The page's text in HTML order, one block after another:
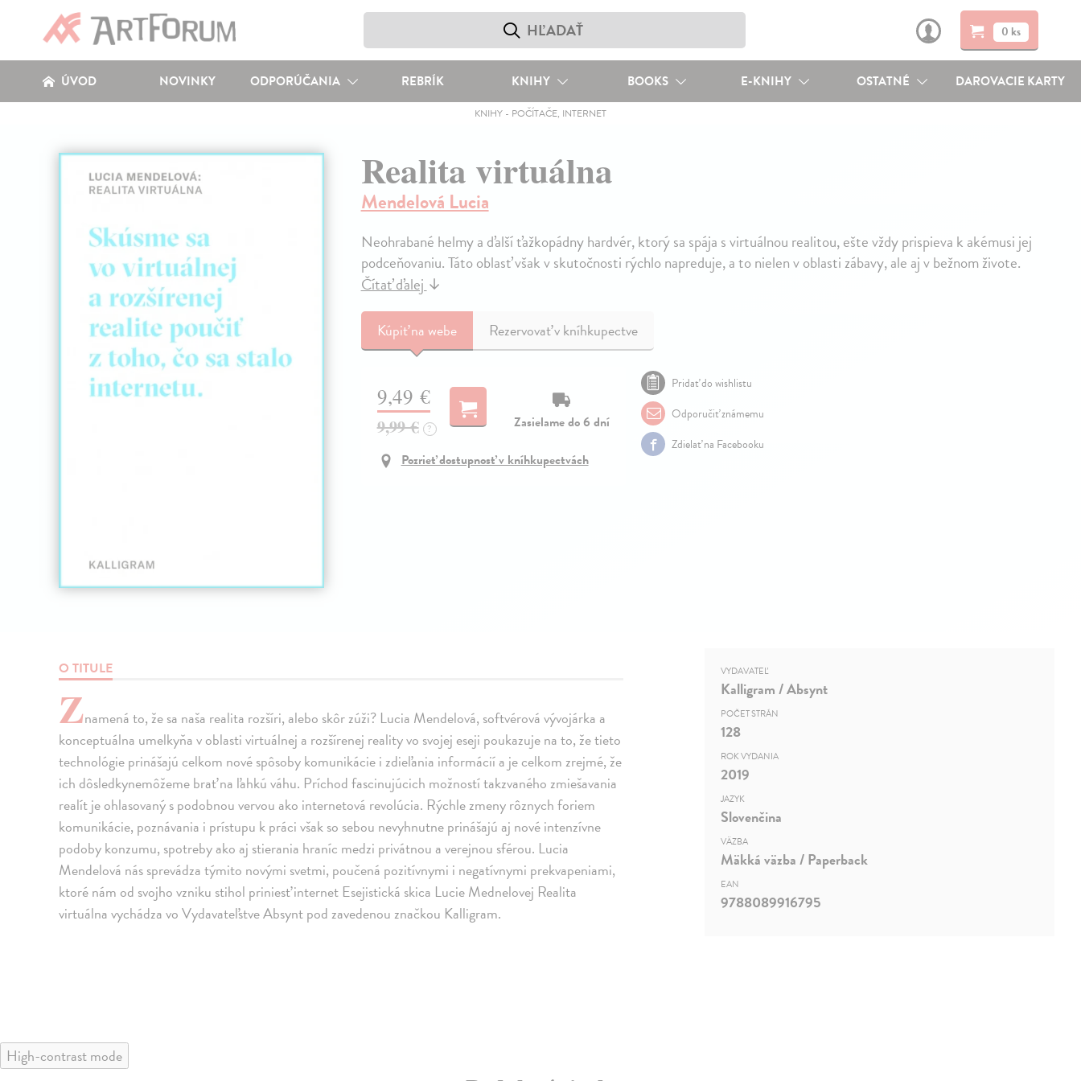
0 ks
ÚVOD NOVINKY ODPORÚČANIA REBRÍK KNIHY BOOKS E-KNIHY OSTATNÉ DAROVACIE KARTY
KNIHY- POČÍTAČE, INTERNET
Realita virtuálna
Mendelová Lucia
Neohrabané helmy a ďalší ťažkopádny hardvér, ktorý sa spája s virtuálnou realitou, ešte vždy prispieva k akémusi jej
podceňovaniu. Táto oblasť však v skutočnosti rýchlo napreduje, a to nielen v oblasti zábavy, ale aj v bežnom živote.
Čítať ďalej↓
Kúpiťna webe Rezervovať v kníhkupectve
9,49 €
9,99 € ?
Zasielame do 6 dní
Pozrieť dostupnosť v kníhkupectvách
Pridať do wishlistu
Odporučiť známemu
Zdielať na Facebooku
O TITULE
Znamená to, že sa naša realita rozšíri, alebo skôr zúži? Lucia Mendelová, softvérová vývojárka a
konceptuálna umelkyňa v oblasti virtuálnej a rozšírenej reality vo svojej eseji poukazuje na to, že tieto
technológie prinášajú celkom nové spôsoby komunikácie i zdieľania informácií a je celkom zrejmé, že
ich dôsledkynemôžeme brať na ľahkú váhu. Príchod fascinujúcich možností takzvaného zmiešavania
realít je ohlasovaný s podobnou vervou ako internetová revolúcia. Rýchle zmeny rôznych foriem
komunikácie, poznávania i prístupu k práci však so sebou nevyhnutne prinášajú aj nové intenzívne
podoby konzumu, spotreby ako aj stierania hraníc medzi privátnou a verejnou sférou. Lucia
Mendelová nás sprevádza týmito novými svetmi, poučená pozitívnymi i negatívnymi prekvapeniami,
ktoré nám od svojho vzniku stihol priniesť internet Esejistická skica Lucie Mednelovej Realita
virtuálna vychádza vo Vydavateľstve Absynt pod zavedenou značkou Kalligram.
VYDAVATEĽ
Kalligram / Absynt
POČET STRÁN
128
ROK VYDANIA
2019
JAZYK
Slovenčina
VÄZBA
Mäkká väzba / Paperback
EAN
9788089916795
High-contrast mode